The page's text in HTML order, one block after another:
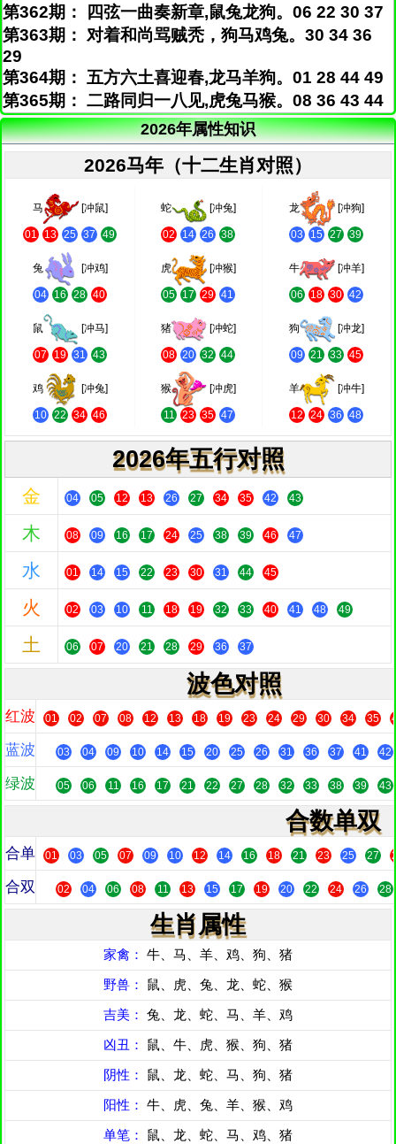
第362期： 四弦一曲奏新章,鼠兔龙狗。06 22 30 37
第363期： 对着和尚骂贼秃，狗马鸡兔。30 34 36
29
第364期： 五方六土喜迎春,龙马羊狗。01 28 44 49
第365期： 二路同归一八见,虎兔马猴。08 36 43 44
2026年属性知识
2026马年（十二生肖对照）
马 [冲鼠]
01 13 25 37 49
蛇 [冲兔]
02 14 26 38
龙 [冲狗]
03 15 27 39
兔 [冲鸡]
04 16 28 40
虎 [冲猴]
05 17 29 41
牛 [冲羊]
06 18 30 42
鼠 [冲马]
07 19 31 43
猪 [冲蛇]
08 20 32 44
狗 [冲龙]
09 21 33 45
鸡 [冲兔]
10 22 34 46
猴 [冲虎]
11 23 35 47
羊 [冲牛]
12 24 36 48
2026年五行对照
金 04 05 12 13 26 27 34 35 42 43
木 08 09 16 17 24 25 38 39 46 47
水 01 14 15 22 23 30 31 44 45
火 02 03 10 11 18 19 32 33 40 41 48 49
土 06 07 20 21 28 29 36 37
波色对照
红波 01 02 07 08 12 13 18 19 23 24 29 30 34 35
蓝波 03 04 09 10 14 15 20 25 26 31 36 37 41 42
绿波 05 06 11 16 17 21 22 27 28 32 33 38 39 43
合数单双
合单 01 03 05 07 09 10 12 14 16 18 21 23 25 27
合双 02 04 06 08 11 13 15 17 19 20 22 24 26 28
生肖属性
家禽： 牛、马、羊、鸡、狗、猪
野兽： 鼠、虎、兔、龙、蛇、猴
吉美： 兔、龙、蛇、马、羊、鸡
凶丑： 鼠、牛、虎、猴、狗、猪
阴性： 鼠、龙、蛇、马、狗、猪
阳性： 牛、虎、兔、羊、猴、鸡
单笔： 鼠、龙、蛇、马、鸡、猪